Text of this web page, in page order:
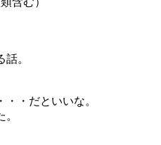
。
・だといいな。